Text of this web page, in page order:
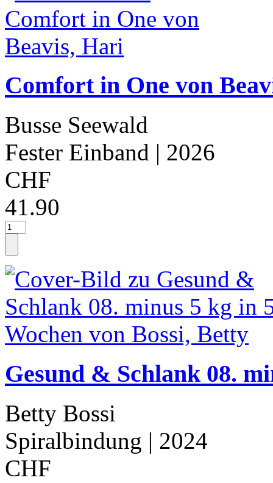
Comfort in One von
Busse Seewald
Fester Einband | 2026
CHF
41.90
Gesund & Schlank 08.
Betty Bossi
Spiralbindung | 2024
CHF